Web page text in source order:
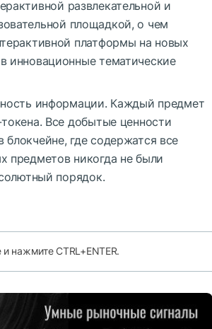
развлекательной и
площадкой, о чем
платформы на новых
инновационные тематические
информации. Каждый предмет
Все добытые ценности
где содержатся все
предметов никогда не были
порядок.
нажмите CTRL+ENTER.